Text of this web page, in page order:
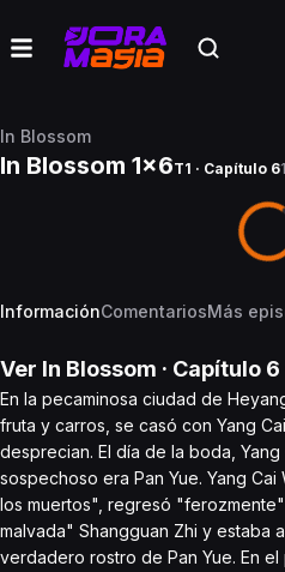
In Blossom
In Blossom 1x6T1 · Capítulo 6
InformaciónComentariosMás
Ver In Blossom · Capítulo 6
En la pecaminosa ciudad de
fruta y carros, se casó con Yang
desprecian. El día de la boda,
sospechoso era Pan Yue. Yang
los muertos", regresó
malvada" Shangguan Zhi y estaba
verdadero rostro de Pan Yue. En